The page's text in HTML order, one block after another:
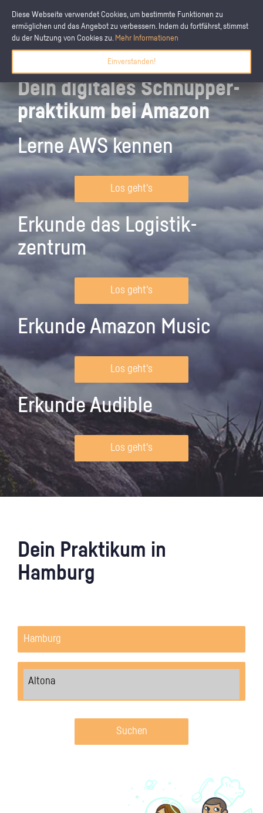
Diese Webseite verwendet Cookies, um bestimmte Funktionen zu
ermöglichen und das Angebot zu verbessern. Indem du fortfährst, stimmst
du der Nutzung von Cookies zu. Mehr Informationen
Einverstanden!
Dein digitales Schnupper­
praktikum bei Amazon
Lerne AWS kennen
Los geht's
Erkunde das Logistik­
zentrum
Los geht's
Erkunde Amazon Music
Los geht's
Erkunde Audible
Los geht's
Dein Praktikum in
Hamburg
Suchen